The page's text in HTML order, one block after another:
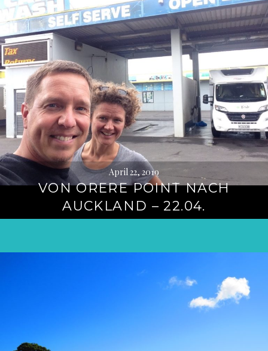
April 22, 2019
VON ORERE POINT NACH
AUCKLAND – 22.04.